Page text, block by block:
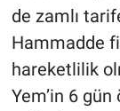
de zamlı
Hammadde
hareketlilik
Yem’in 6 gün